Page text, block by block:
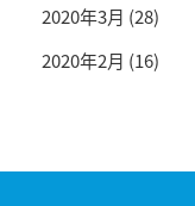
2020年3月 (28)
2020年2月 (16)